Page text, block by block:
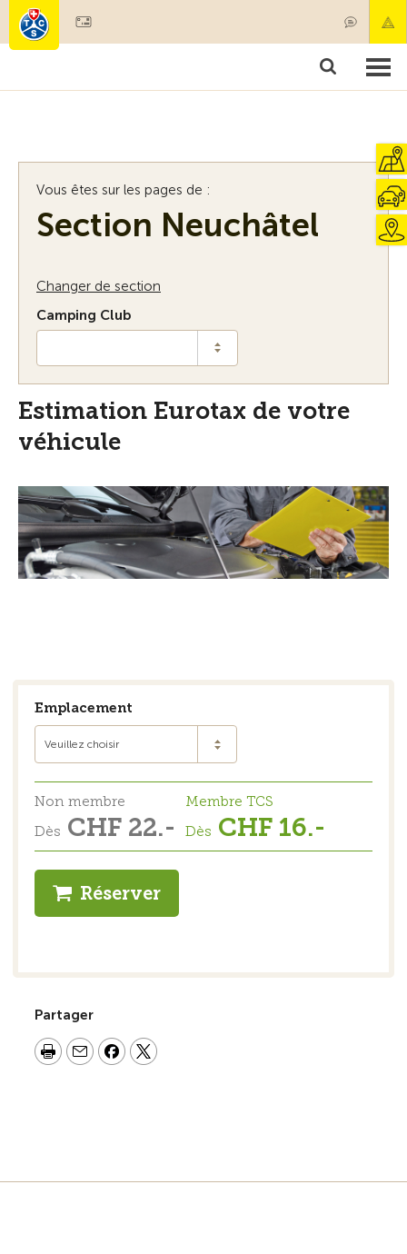
Membres & prestations
Vous êtes sur les pages de :
Section Neuchâtel
Changer de section
Camping Club
Estimation Eurotax de votre
véhicule
Emplacement
Veuillez choisir
Non membre
Dès CHF 22.-
Membre TCS
Dès CHF 16.-
Réserver
Partager